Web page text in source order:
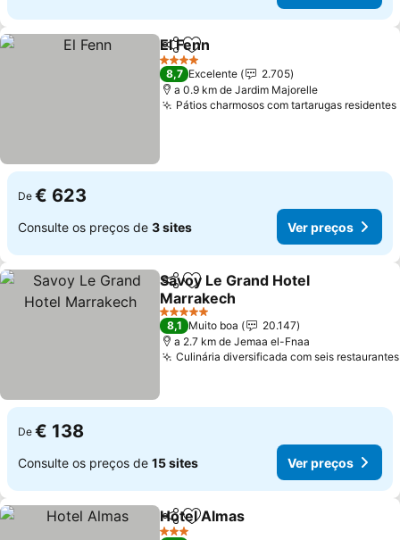
PartilharAdicionar aos favoritos
El Fenn
4 Estrelas
8,7 Excelente
2.705
a 0.9 km de Jardim Majorelle
Pátios charmosos com tartarugas residentes
De € 623
Consulte os preços de 3 sites Ver preços
PartilharAdicionar aos favoritos
Savoy Le Grand Hotel
Marrakech
Ver preços
5 Estrelas
8,1 Muito boa
20.147
a 2.7 km de Jemaa el-Fnaa
Culinária diversificada com seis restaurantes
De € 138
Consulte os preços de 15 sites Ver preços
PartilharAdicionar aos favoritos
Hotel Almas
3 Estrelas